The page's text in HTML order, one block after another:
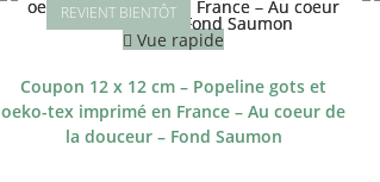
Vue rapide
Coupon 12 x 12 cm – Popeline gots et
oeko-tex imprimé en France – Au coeur de
la douceur – Fond Saumon